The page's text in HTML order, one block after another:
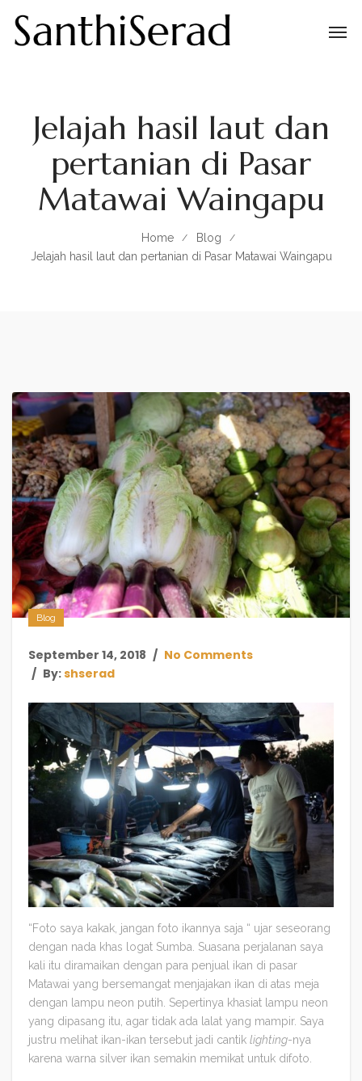
Jelajah hasil laut dan
pertanian di Pasar
Matawai Waingapu
Home
Blog
Jelajah hasil laut dan pertanian di Pasar Matawai Waingapu
Blog
September 14, 2018
No Comments
By:shserad
“Foto saya kakak, jangan foto ikannya saja “ ujar seseorang
dengan nada khas logat Sumba. Suasana perjalanan saya
kali itu diramaikan dengan para penjual ikan di pasar
Matawai yang bersemangat menjajakan ikan di atas meja
dengan lampu neon putih. Sepertinya khasiat lampu neon
yang dipasang itu, agar tidak ada lalat yang mampir. Saya
justru melihat ikan-ikan tersebut jadi cantik lighting-nya
karena warna silver ikan semakin memikat untuk difoto.